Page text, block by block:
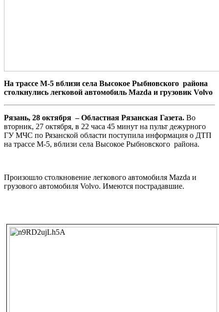
На трассе М-5 вблизи села Высокое Рыбновского района
столкнулись легковой автомобиль Mazda и грузовик Volvo
Рязань, 28 октября – Областная Рязанская Газета. Во
вторник, 27 октября, в 22 часа 45 минут на пульт дежурного
ГУ МЧС по Рязанской области поступила информация о ДТП
на трассе М-5, вблизи села Высокое Рыбновского района.
Произошло столкновение легкового автомобиля Mazda и
грузового автомобиля Volvo. Имеются пострадавшие.